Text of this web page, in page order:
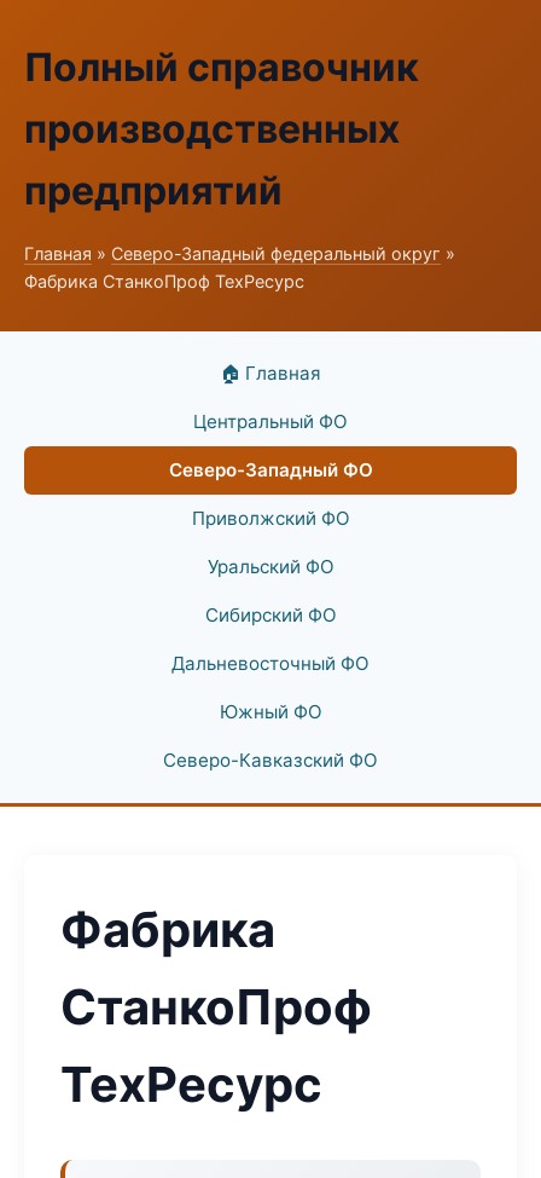
Полный справочник
производственных
предприятий
Главная » Северо-Западный федеральный округ »
Фабрика СтанкоПроф ТехРесурс
🏠 Главная
Центральный ФО
Северо-Западный ФО
Приволжский ФО
Уральский ФО
Сибирский ФО
Дальневосточный ФО
Южный ФО
Северо-Кавказский ФО
Фабрика
СтанкоПроф
ТехРесурс